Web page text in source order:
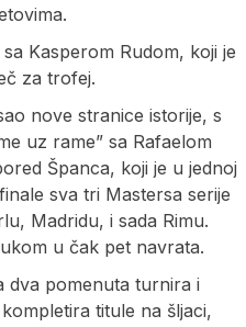
Kasperom Rudom, koji je
za trofej.
nove stranice istorije, s
uz rame” sa Rafaelom
Španca, koji je u jednoj
sva tri Mastersa serije
Madridu, i sada Rimu.
u čak pet navrata.
dva pomenuta turnira i
titule na šljaci,